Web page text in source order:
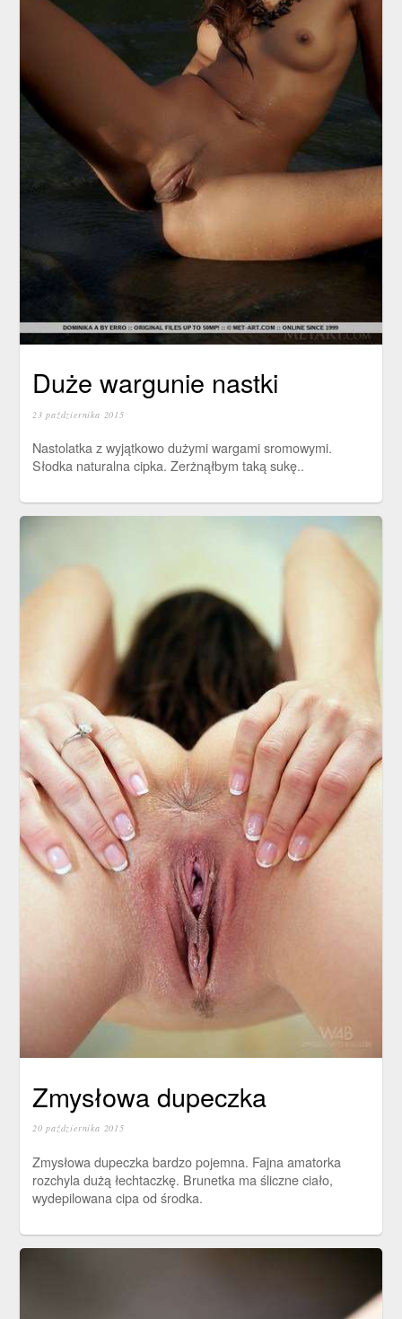
Duże wargunie nastki
23 października 2015
Nastolatka z wyjątkowo dużymi wargami sromowymi.
Słodka naturalna cipka. Zerżnąłbym taką sukę..
Zmysłowa dupeczka
20 października 2015
Zmysłowa dupeczka bardzo pojemna. Fajna amatorka
rozchyla dużą łechtaczkę. Brunetka ma śliczne ciało,
wydepilowana cipa od środka.